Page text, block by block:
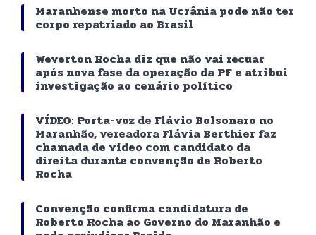
Maranhense morto na Ucrânia pode não ter
corpo repatriado ao Brasil
Weverton Rocha diz que não vai recuar
após nova fase da operação da PF e atribui
investigação ao cenário político
VÍDEO: Porta-voz de Flávio Bolsonaro no
Maranhão, vereadora Flávia Berthier faz
chamada de vídeo com candidato da
direita durante convenção de Roberto
Rocha
Convenção confirma candidatura de
Roberto Rocha ao Governo do Maranhão e